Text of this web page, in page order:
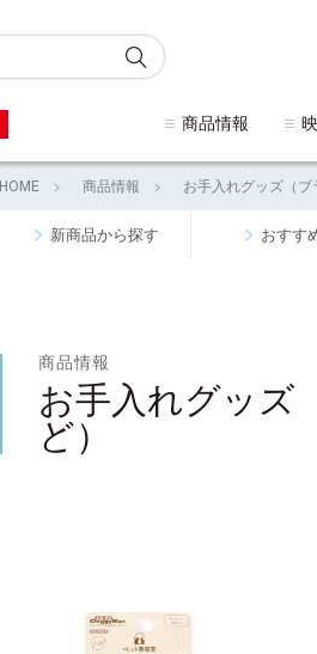
商品情報
HOME 商品情報 お手入れグッズ（
新商品から探す おすす
商品情報
お手入れグッズ
ど）